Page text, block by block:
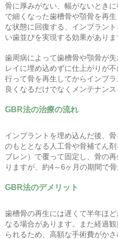
骨に厚みがない、幅がないとき
で細くなった歯槽骨や顎骨を再
な状態に回復する、インプラン
い歯並びを実現する効果がありま
歯周病によって歯槽骨や顎骨が
レイに埋め込めずに仕上がりが
行って骨を再生してからインプ
良くなるだけでなくメンテナンス
GBR法の治療の流れ
インプラントを埋め込んだ後、
のもととなる人工骨や骨補てん
ブレン）で覆って固定し、骨の
りますが、約4～6ヶ月の期間で
GBR法のデメリット
歯槽骨の再生には遅くて半年ほ
なる場合があります。また経過
られるため、高額な手術費がか